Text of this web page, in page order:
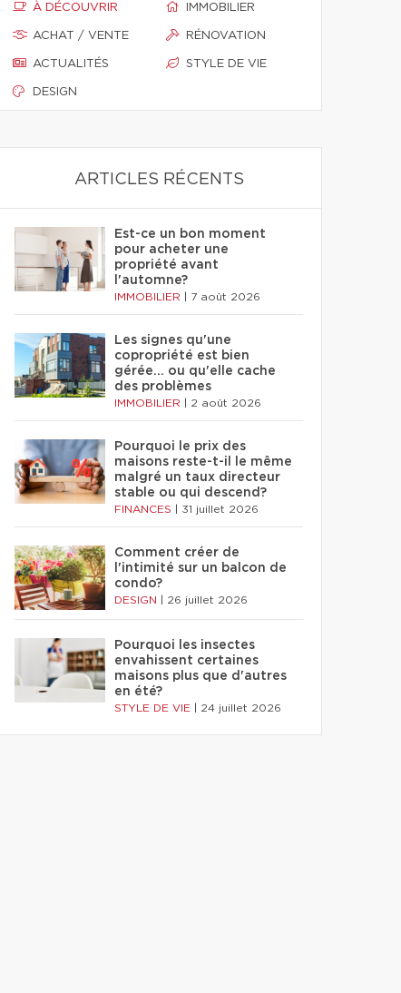
À DÉCOUVRIR
ACHAT / VENTE
ACTUALITÉS
DESIGN
IMMOBILIER
RÉNOVATION
STYLE DE VIE
ARTICLES RÉCENTS
Est-ce un bon moment
pour acheter une
propriété avant
l'automne?
IMMOBILIER 7 août 2026
Les signes qu'une
copropriété est bien
gérée… ou qu'elle cache
des problèmes
IMMOBILIER 2 août 2026
Pourquoi le prix des
maisons reste-t-il le même
malgré un taux directeur
stable ou qui descend?
FINANCES 31 juillet 2026
Comment créer de
l'intimité sur un balcon de
condo?
DESIGN 26 juillet 2026
Pourquoi les insectes
envahissent certaines
maisons plus que d'autres
en été?
STYLE DE VIE 24 juillet 2026